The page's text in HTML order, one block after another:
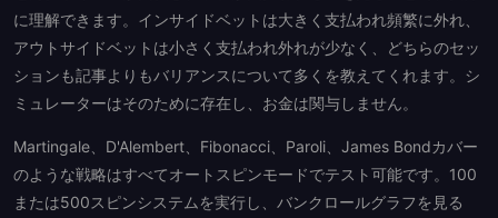
に理解できます。インサイドベットは大きく支払われ頻繁に外れ、
アウトサイドベットは小さく支払われ外れが少なく、どちらのセッ
ションも記事よりもバリアンスについて多くを教えてくれます。シ
ミュレーターはそのために存在し、お金は関与しません。
Martingale、D'Alembert、Fibonacci、Paroli、James Bondカバー
のような戦略はすべてオートスピンモードでテスト可能です。100
または500スピンシステムを実行し、バンクロールグラフを見る